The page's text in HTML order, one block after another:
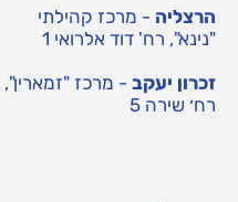
הרצליה - מרכז קהילתי
"נינא", רח' דוד אלרואי 1
זכרון יעקב - מרכז "זמארין",
רח׳ שירה 5